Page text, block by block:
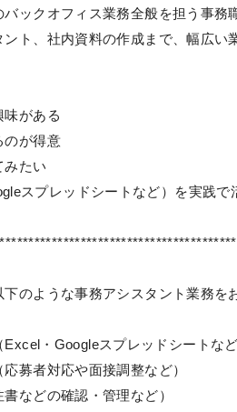
ックオフィス業務全般を担う事務
ト、社内資料の作成まで、幅広い
味がある
のが得意
みたい
スプレッドシートなど）を実践で
のような事務アシスタント業務を
・Googleスプレッドシートなど
募者対応や面接調整など）
などの確認・管理など）